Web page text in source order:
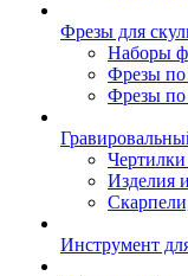
Фрезы для
Наборы
Фрезы по
Фрезы
Изделия
Инструмент